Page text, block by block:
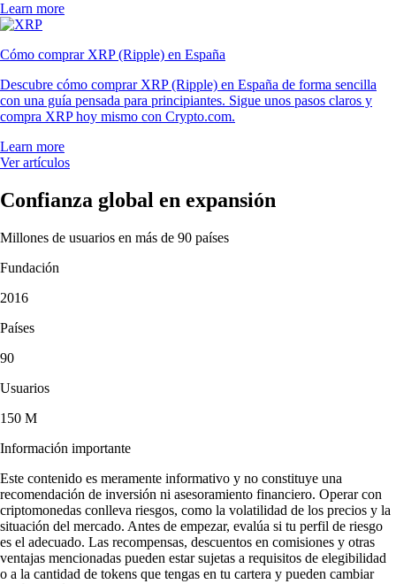
Learn more
Cómo comprar XRP (Ripple) en España
Descubre cómo comprar XRP (Ripple) en España de forma sencilla
con una guía pensada para principiantes. Sigue unos pasos claros y
compra XRP hoy mismo con Crypto.com.
Learn more
Ver artículos
Confianza global en expansión
Millones de usuarios en más de 90 países
Fundación
2016
Países
90
Usuarios
150 M
Información importante
Este contenido es meramente informativo y no constituye una
recomendación de inversión ni asesoramiento financiero. Operar con
criptomonedas conlleva riesgos, como la volatilidad de los precios y la
situación del mercado. Antes de empezar, evalúa si tu perfil de riesgo
es el adecuado. Las recompensas, descuentos en comisiones y otras
ventajas mencionadas pueden estar sujetas a requisitos de elegibilidad
o a la cantidad de tokens que tengas en tu cartera y pueden cambiar